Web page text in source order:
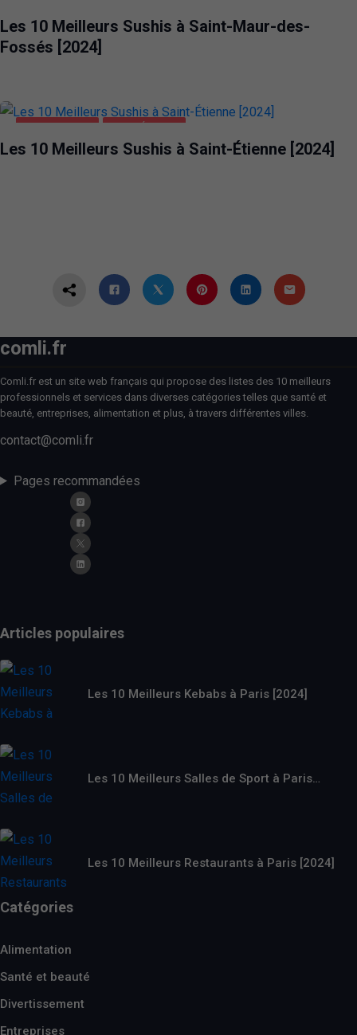
Les 10 Meilleurs Sushis à Saint-Maur-des-
Fossés [2024]
Les 10 Meilleurs Sushis à Saint-Étienne [2024]
comli.fr
Comli.fr est un site web français qui propose des listes des 10 meilleurs
professionnels et services dans diverses catégories telles que santé et
beauté, entreprises, alimentation et plus, à travers différentes villes.
contact@comli.fr
Pages recommandées
Articles populaires
Les 10 Meilleurs Kebabs à Paris [2024]
Les 10 Meilleurs Salles de Sport à Paris…
Les 10 Meilleurs Restaurants à Paris [2024]
Catégories
Alimentation
Santé et beauté
Divertissement
Entreprises